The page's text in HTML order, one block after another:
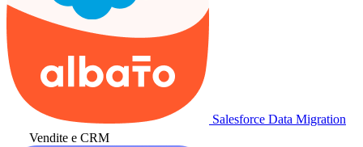
Salesforce Data Migration
Vendite e CRM